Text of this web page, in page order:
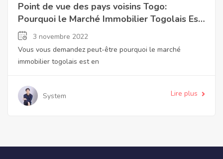
Point de vue des pays voisins Togo:
Pourquoi le Marché Immobilier Togolais Est
en Plein Essor
3 novembre 2022
Vous vous demandez peut-être pourquoi le marché
immobilier togolais est en
System Lire plus